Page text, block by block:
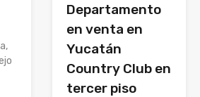
Departamento
en venta en
Yucatán
Country Club en
tercer piso